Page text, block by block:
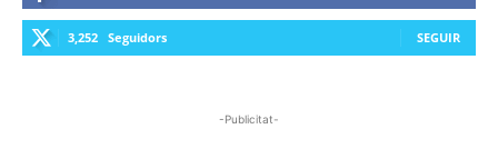
3,252 Seguidors SEGUIR
-Publicitat-